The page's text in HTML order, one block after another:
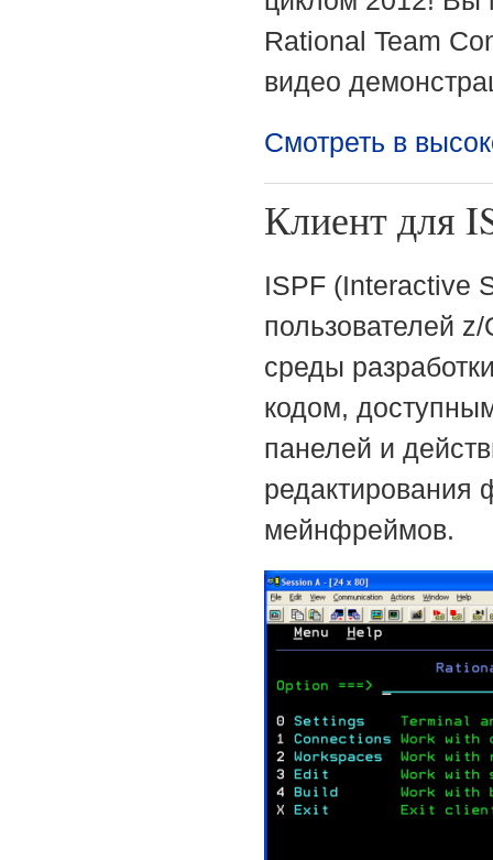
Rational Team
видео
Смотреть в
Клиент для
ISPF (Interactive
пользователей
среды
кодом,
панелей и
редактирования
мейнфреймов.